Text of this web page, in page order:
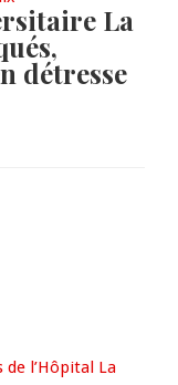
La
détresse